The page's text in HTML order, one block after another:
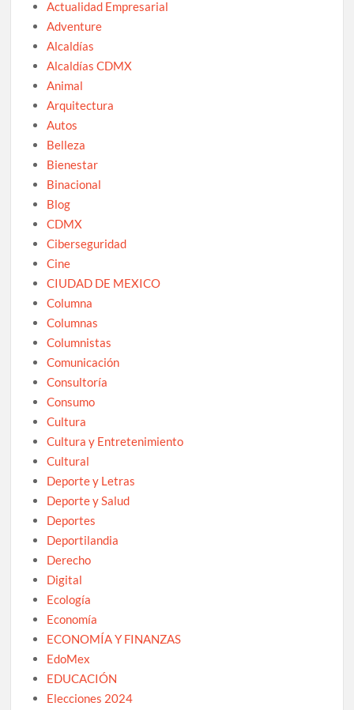
Actualidad Empresarial
Adventure
Alcaldías
Alcaldías CDMX
Animal
Arquitectura
Autos
Belleza
Bienestar
Binacional
Blog
CDMX
Ciberseguridad
Cine
CIUDAD DE MEXICO
Columna
Columnas
Columnistas
Comunicación
Consultoría
Consumo
Cultura
Cultura y Entretenimiento
Cultural
Deporte y Letras
Deporte y Salud
Deportes
Deportilandia
Derecho
Digital
Ecología
Economía
ECONOMÍA Y FINANZAS
EdoMex
EDUCACIÓN
Elecciones 2024